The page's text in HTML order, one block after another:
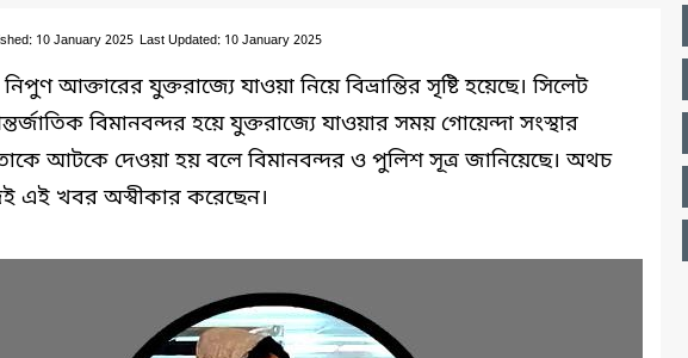
10 January 2025 Last Updated: 10 January 2025
নিপুণ আক্তারের যুক্তরাজ্যে যাওয়া নিয়ে বিভ্রান্তির সৃষ্টি হয়েছে। সিলেট
বিমানবন্দর হয়ে যুক্তরাজ্যে যাওয়ার সময় গোয়েন্দা সংস্থার
আটকে দেওয়া হয় বলে বিমানবন্দর ও পুলিশ সূত্র জানিয়েছে। অথচ
এই খবর অস্বীকার করেছেন।